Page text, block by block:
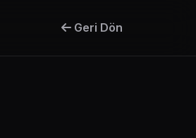
Geri Dön